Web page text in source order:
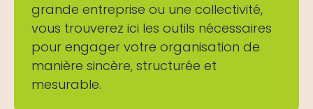
grande entreprise ou une collectivité,
vous trouverez ici les outils nécessaires
pour engager votre organisation de
manière sincère, structurée et
mesurable.